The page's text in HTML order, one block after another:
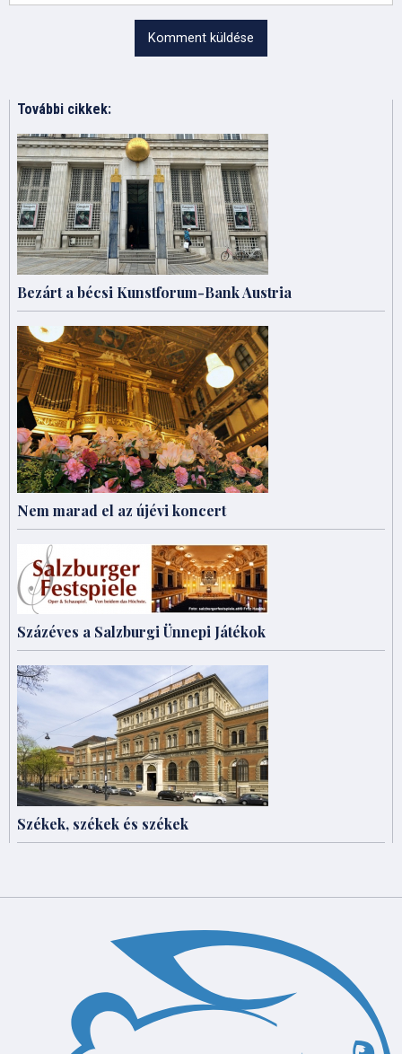
Komment küldése
További cikkek:
Bezárt a bécsi Kunstforum-Bank Austria
Nem marad el az újévi koncert
Százéves a Salzburgi Ünnepi Játékok
Székek, székek és székek